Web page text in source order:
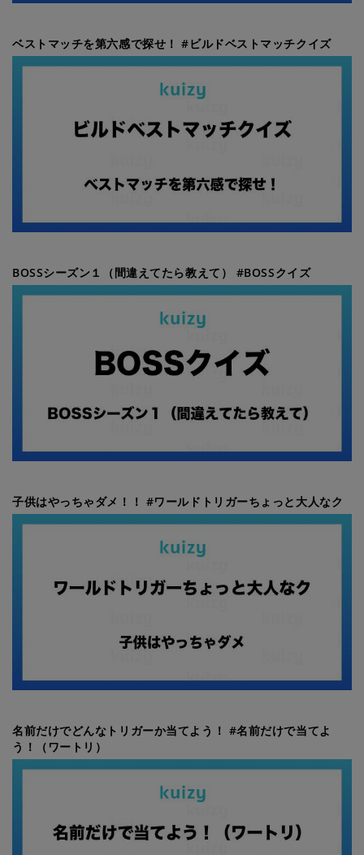
ベストマッチを第六感で探せ！ #ビルドベストマッチクイズ
BOSSシーズン１（間違えてたら教えて） #BOSSクイズ
子供はやっちゃダメ！！ #ワールドトリガーちょっと大人なク
名前だけでどんなトリガーか当てよう！ #名前だけで当てよ
う！（ワートリ）